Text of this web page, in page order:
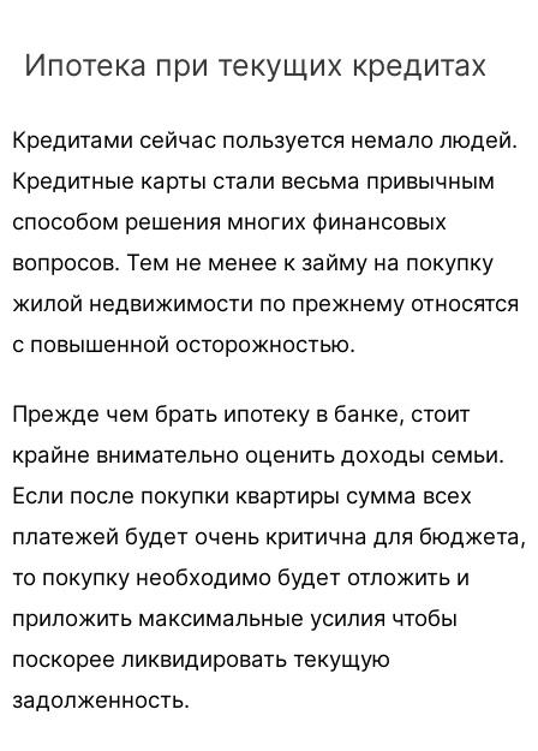
Ипотека при текущих кредитах
Кредитами сейчас пользуется немало людей.
Кредитные карты стали весьма привычным
способом решения многих финансовых
вопросов. Тем не менее к займу на покупку
жилой недвижимости по прежнему относятся
с повышенной осторожностью.
Прежде чем брать ипотеку в банке, стоит
крайне внимательно оценить доходы семьи.
Если после покупки квартиры сумма всех
платежей будет очень критична для бюджета,
то покупку необходимо будет отложить и
приложить максимальные усилия чтобы
поскорее ликвидировать текущую
задолженность.